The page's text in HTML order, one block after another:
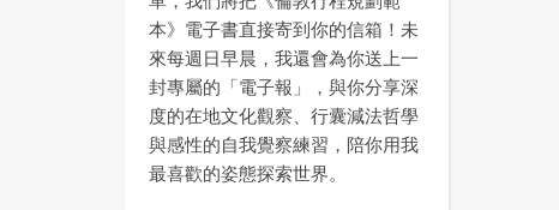
本》電子書直接寄到你的信箱！未
來每週日早晨，我還會為你送上一
封專屬的「電子報」，與你分享深
度的在地文化觀察、行囊減法哲學
與感性的自我覺察練習，陪你用我
最喜歡的姿態探索世界。